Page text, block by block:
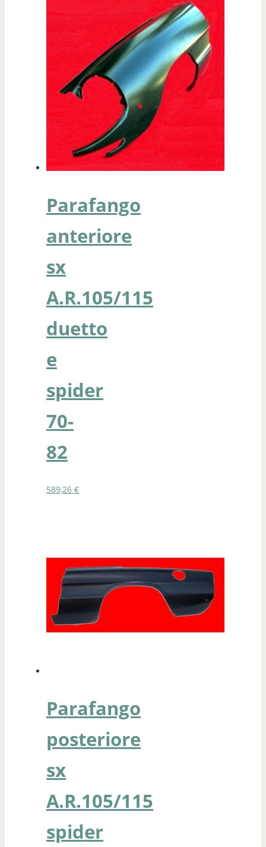
Parafango
anteriore
sx
A.R.105/115
duetto
e
spider
70-
82
589,26 €
Parafango
posteriore
sx
A.R.105/115
spider